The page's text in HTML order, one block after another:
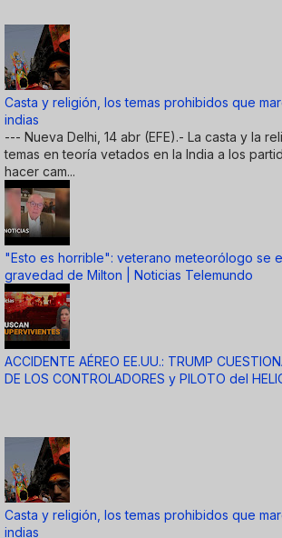
Casta y religión, los temas prohibidos que
indias
--- Nueva Delhi, 14 abr (EFE).- La casta y la
temas en teoría vetados en la India a los
hacer cam...
"Esto es horrible": veterano meteorólogo se
gravedad de Milton | Noticias Telemundo
ACCIDENTE AÉREO EE.UU.: TRUMP
DE LOS CONTROLADORES y PILOTO del
Casta y religión, los temas prohibidos que
indias